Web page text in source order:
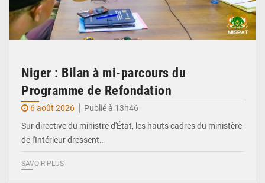
Niger : Bilan à mi-parcours du
Programme de Refondation
6 août 2026
Publié à 13h46
Sur directive du ministre d'État, les hauts cadres du ministère
de l'Intérieur dressent…
SAVOIR PLUS